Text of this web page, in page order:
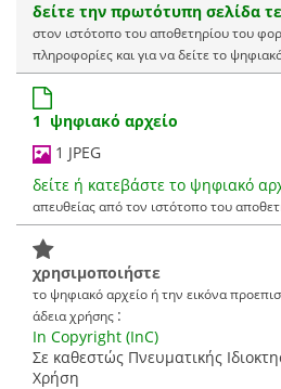
δείτε την πρωτότυπη σελίδα
στον ιστότοπο του αποθετηρίου του
πληροφορίες και για να δείτε το
1 ψηφιακό αρχείο
1 JPEG
δείτε ή κατεβάστε το ψηφιακό
απευθείας από τον ιστότοπο του
χρησιμοποιήστε
το ψηφιακό αρχείο ή την εικόνα
άδεια χρήσης :
In Copyright (InC)
Σε καθεστώς Πνευματικής
Χρήση